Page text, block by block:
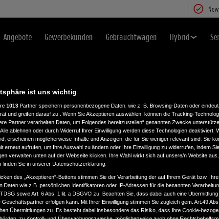
Angebote Gewerbekunden Gebrauchtwagen Hybrid
DANK FÜR IHRE
in wenigen Minuten eine E-Mail mit Ihrer gewünschten Broschüre
ist uns wichtig
1013 Partner speichern personenbezogene Daten, wie z. B. Browsing-Daten oder
und greifen darauf zu . Wenn Sie Akzeptieren auswählen, können die Tracking-
Partner verarbeiten Daten, um Folgendes bereitzustellen“ genannten Zwecke
ablehnen oder durch Widerruf Ihrer Einwilligung werden diese Technologien deaktiviert.
erscheinen möglicherweise Inhalte und Anzeigen, die für Sie weniger relevant sind. Sie
erneut aufrufen, um Ihre Auswahl zu ändern oder Ihre Einwilligung zu widerrufen, indem
verwalten unten auf der Webseite klicken. Ihre Wahl wirkt sich auf unsere/n Website
finden Sie in unserer Datenschutzerklärung.
des „Akzeptieren“-Buttons stimmen Sie der Verarbeitung der auf Ihrem Gerät bzw.
Daten wie z.B. persönlichen Identifikatoren oder IP-Adressen für die benannten
sowie Art. 6 Abs. 1 lit. a DSGVO zu. Beachten Sie, dass dabei auch eine Übermittlung
erfolgen kann. Mit Ihrer Einwilligung stimmen Sie zugleich gem. Art.49
Übermittlungen zu. Es besteht dabei insbesondere das Risiko, dass Ihre Cookie-